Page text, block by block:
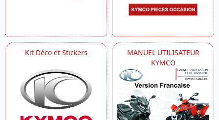
Kit Déco et Stickers
MANUEL UTILISATEUR
KYMCO